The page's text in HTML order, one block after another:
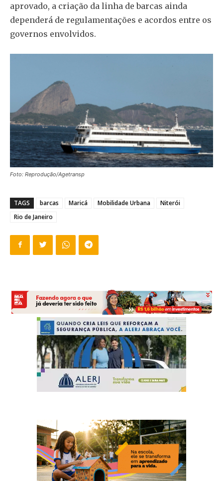
aprovado, a criação da linha de barcas ainda
dependerá de regulamentações e acordos entre os
governos envolvidos.
Foto: Reprodução/Agetransp
TAGS barcas Maricá Mobilidade Urbana
Niterói
Rio de Janeiro